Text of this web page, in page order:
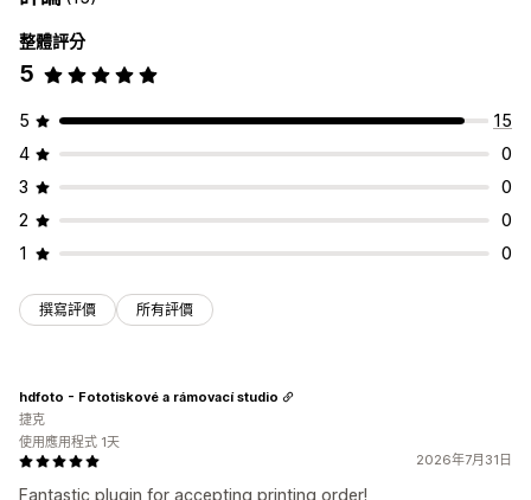
整體評分
5
5
15
4
0
3
0
2
0
1
0
撰寫評價 所有評價
2026年7月31日
Fantastic plugin for accepting printing order!
hdfoto - Fototiskové a rámovací studio
捷克
使用應用程式 1天